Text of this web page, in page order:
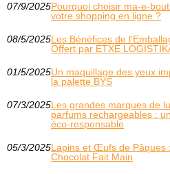
07/9/2025Pourquoi choisir ma-e-
votre shopping en ligne ?
08/5/2025Les Bénéfices de
Offert par ETXE
01/5/2025Un maquillage des yeux
la palette BYS
07/3/2025Les grandes marques de
parfums rechargeables :
éco-responsable
05/3/2025Lapins et Œufs de Pâques
Chocolat Fait Main